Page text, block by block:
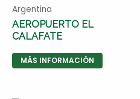
Argentina
AEROPUERTO EL
CALAFATE
MÁS INFORMACIÓN